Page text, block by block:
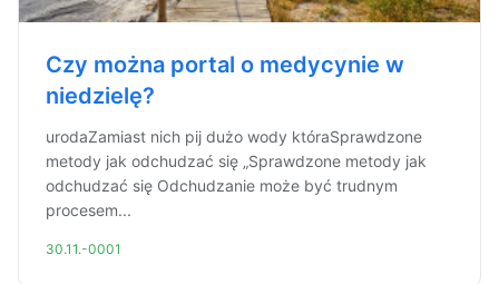
Czy można portal o medycynie w
niedzielę?
urodaZamiast nich pij dużo wody któraSprawdzone
metody jak odchudzać się „Sprawdzone metody jak
odchudzać się Odchudzanie może być trudnym
procesem...
30.11.-0001